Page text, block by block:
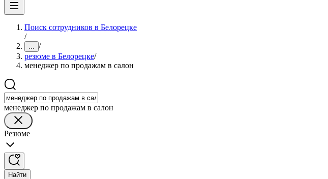
Поиск сотрудников в Белорецке
/
... /
резюме в Белорецке/
менеджер по продажам в салон
менеджер по продажам в салон
Резюме
Найти